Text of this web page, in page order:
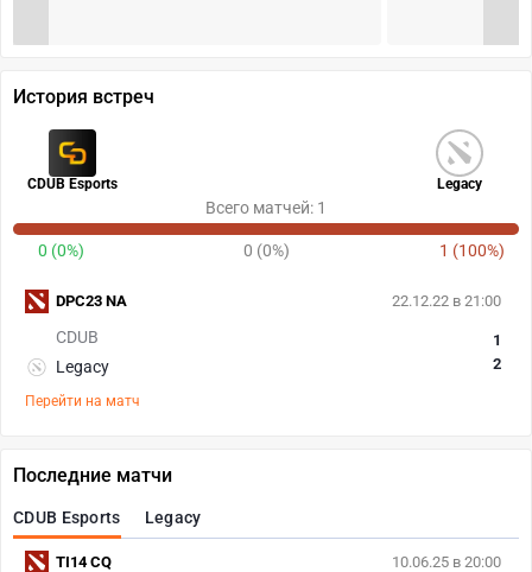
История встреч
CDUB Esports Legacy
Всего матчей: 1
0 (0%) 0 (0%) 1 (100%)
22.12.22 в 21:00
CDUB
Legacy
1
2
Перейти на матч
DPC23 NA
Последние матчи
CDUB Esports Legacy
10.06.25 в 20:00
TI14 CQ